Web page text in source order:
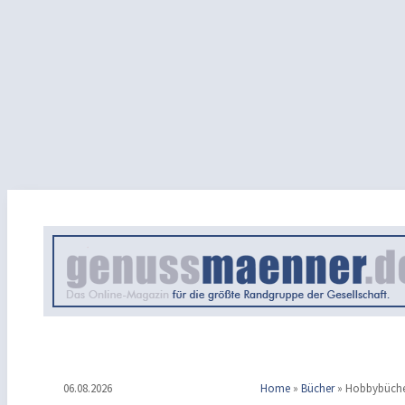
06.08.2026 Home » Bücher »